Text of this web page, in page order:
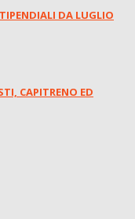
DA LUGLIO
CAPITRENO ED